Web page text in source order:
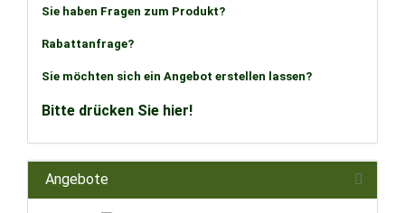
Sie haben Fragen zum Produkt?
Rabattanfrage?
Sie möchten sich ein Angebot erstellen lassen?
Bitte drücken Sie hier!
Angebote